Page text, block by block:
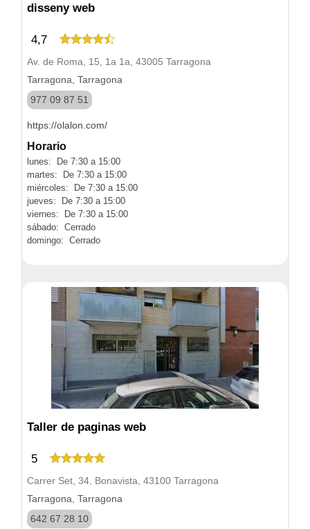
disseny web
4,7
Av. de Roma, 15, 1a 1a, 43005 Tarragona
Tarragona, Tarragona
977 09 87 51
https://olalon.com/
Horario
lunes: De 7:30 a 15:00
martes: De 7:30 a 15:00
miércoles: De 7:30 a 15:00
jueves: De 7:30 a 15:00
viernes: De 7:30 a 15:00
sábado: Cerrado
domingo: Cerrado
Taller de paginas web
5
Carrer Set, 34, Bonavista, 43100 Tarragona
Tarragona, Tarragona
642 67 28 10